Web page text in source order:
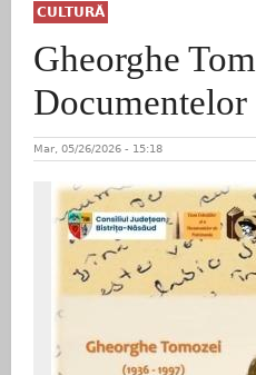
CULTURĂ
Gheorghe
Mar, 05/26/2026 - 15:18